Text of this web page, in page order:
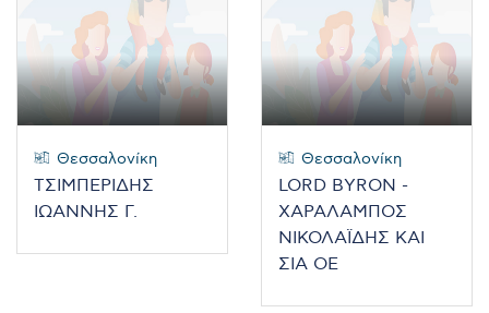
Θεσσαλονίκη
ΤΣΙΜΠΕΡΙΔΗΣ
ΙΩΑΝΝΗΣ Γ.
Θεσσαλονίκη
LORD BYRON -
ΧΑΡΑΛΑΜΠΟΣ
ΝΙΚΟΛΑΪΔΗΣ ΚΑΙ
ΣΙΑ ΟΕ